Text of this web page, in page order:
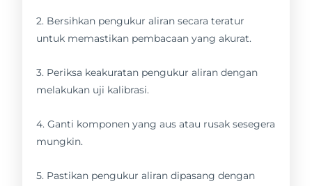
2. Bersihkan pengukur aliran secara teratur
untuk memastikan pembacaan yang akurat.
3. Periksa keakuratan pengukur aliran dengan
melakukan uji kalibrasi.
4. Ganti komponen yang aus atau rusak sesegera
mungkin.
5. Pastikan pengukur aliran dipasang dengan